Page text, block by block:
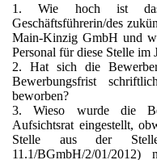
1. Wie hoch ist das
Geschäftsführerin/des
Main-Kinzig GmbH und
Personal für diese Stelle im
2. Hat sich die
Bewerbungsfrist
beworben?
3. Wieso wurde die
Aufsichtsrat eingestellt,
Stelle aus der
11.1/BGmbH/2/01/